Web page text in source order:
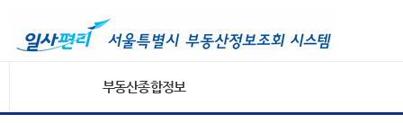
부동산종합정보